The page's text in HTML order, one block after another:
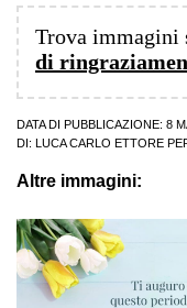
Trova
di
DATA DI PUBBLICAZIONE: 8
DI:
LUCA CARLO ETTORE
Altre immagini: